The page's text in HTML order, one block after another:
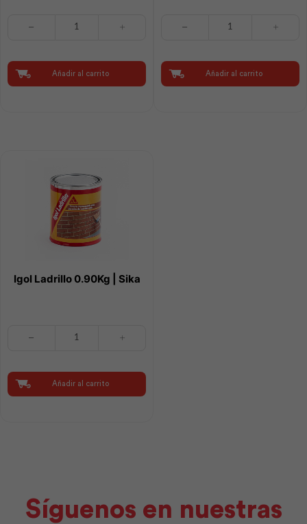
Austral
3,5Kg
|
Añadir al carrito
Austral
0,9Kg
|
Añadir al carrito
Igol Ladrillo 0.90Kg | Sika
Sika
cantidad
Añadir al carrito
Síguenos en nuestras